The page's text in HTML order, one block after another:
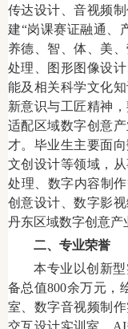
传达设计、音视频
建“岗课赛证融通、
养德、智、体、美
处理、图形图像设
能及相关科学文化
新意识与工匠精神
适配区域数字创意
才。毕业生主要面
文创设计等领域，
处理、数字内容制
创意设计、数字影
丹东区域数字创意产
二、专业荣誉
本专业以创新
备总值800余万元，
室、数字音视频制
交互设计实训室、